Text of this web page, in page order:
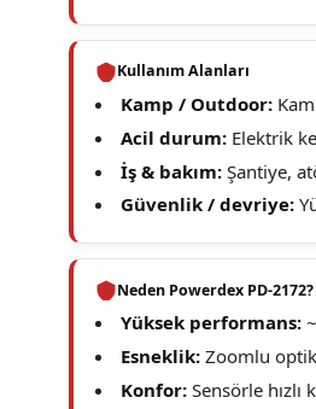
Kullanım Alanları
Kamp / Outdoor:
Acil durum: Elektrik
İş & bakım: Şantiye,
Güvenlik / devriye:
Neden Powerdex PD-2172?
Yüksek performans:
Esneklik: Zoomlu
Konfor: Sensörle